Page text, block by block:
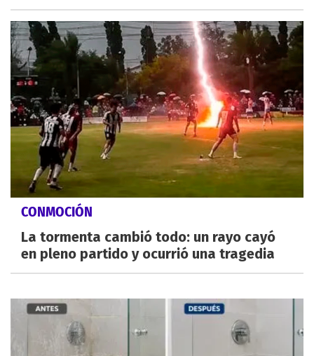
CONMOCIÓN
La tormenta cambió todo: un rayo cayó
en pleno partido y ocurrió una tragedia